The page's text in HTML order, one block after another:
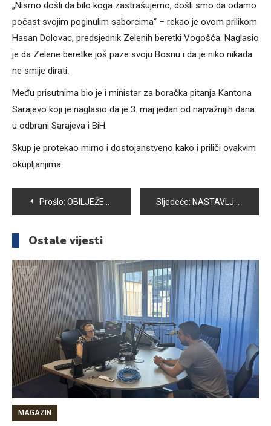
„Nismo došli da bilo koga zastrašujemo, došli smo da odamo
počast svojim poginulim saborcima“ – rekao je ovom prilikom
Hasan Dolovac, predsjednik Zelenih beretki Vogošća. Naglasio
je da Zelene beretke još paze svoju Bosnu i da je niko nikada
ne smije dirati.
Među prisutnima bio je i ministar za boračka pitanja Kantona
Sarajevo koji je naglasio da je 3. maj jedan od najvažnijih dana
u odbrani Sarajeva i BiH.
Skup je protekao mirno i dostojanstveno kako i priliči ovakvim
okupljanjima.
Navigacija
članaka
Prošlo: OBILJEŽEN 03. MAJ SVJETSKI DAN SLOBODE MEDIJA Sljedeće: NASTAVLJENE AKTIVNOSTI NA IZGRADNJI SPOMEN OBILJEŽJA
Ostale vijesti
MAGAZIN